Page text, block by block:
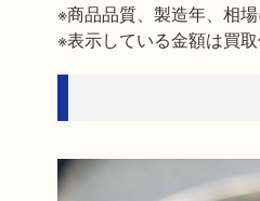
※商品品質、製造年、相
※表示している金額は買